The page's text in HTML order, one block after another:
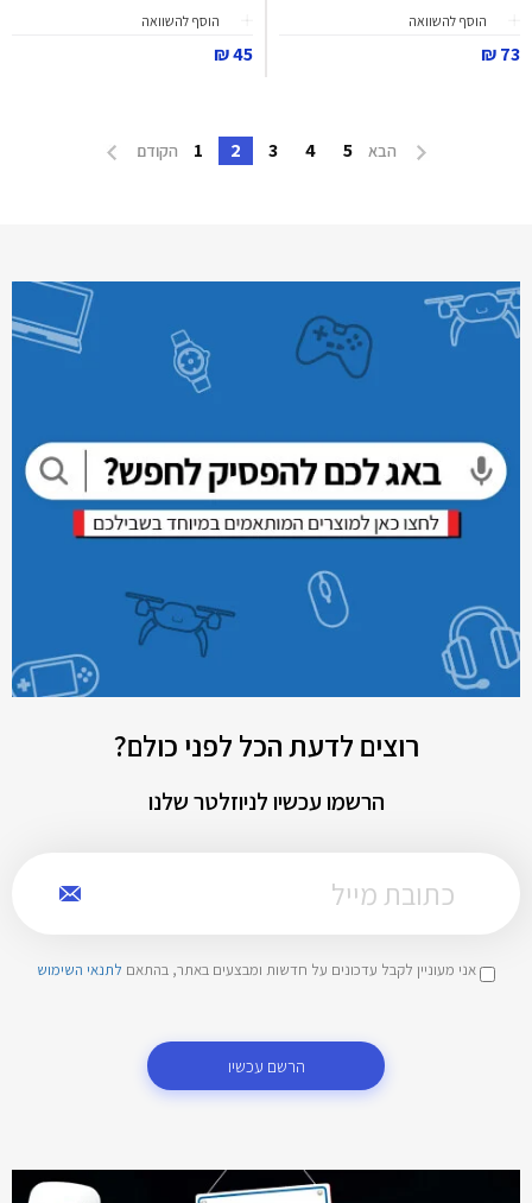
הוסף להשוואה
73 ₪
הוסף להשוואה
45 ₪
הבא 5
4
3
2
1 הקודם
רוצים לדעת הכל לפני כולם?
הרשמו עכשיו לניוזלטר שלנו
אני מעוניין לקבל עדכונים על חדשות ומבצעים באתר, בהתאם לתנאי השימוש
הרשם עכשיו